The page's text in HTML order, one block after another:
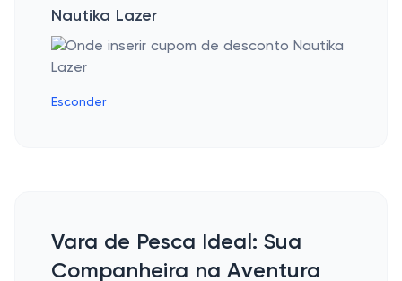
Nautika Lazer
Esconder
Vara de Pesca Ideal: Sua
Companheira na Aventura